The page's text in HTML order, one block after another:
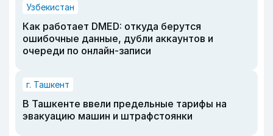
Узбекистан
Как работает DMED: откуда берутся
ошибочные данные, дубли аккаунтов и
очереди по онлайн-записи
г. Ташкент
В Ташкенте ввели предельные тарифы на
эвакуацию машин и штрафстоянки